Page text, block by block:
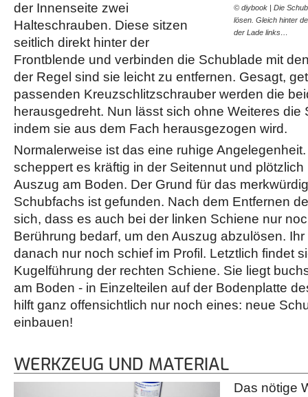
© diybook | Die
lösen. Gleich hinter
der Lade links…
der Innenseite zwei
Halteschrauben. Diese sitzen
seitlich direkt hinter der
Frontblende und verbinden die Schublade mit
der Regel sind sie leicht zu entfernen. Gesagt,
passenden Kreuzschlitzschrauber werden die
herausgedreht. Nun lässt sich ohne Weiteres
indem sie aus dem Fach herausgezogen wird.
Normalerweise ist das eine ruhige
scheppert es kräftig in der Seitennut und plötzlich
Auszug am Boden. Der Grund für das
Schubfachs ist gefunden. Nach dem Entfernen
sich, dass es auch bei der linken Schiene nur
Berührung bedarf, um den Auszug abzulösen.
danach nur noch schief im Profil. Letztlich findet
Kugelführung der rechten Schiene. Sie liegt
am Boden - in Einzelteilen auf der Bodenplatte
hilft ganz offensichtlich nur noch eines: neue
einbauen!
WERKZEUG UND MATERIAL
Das nötige